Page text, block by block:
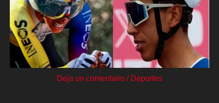
Deja un comentario / Deportes